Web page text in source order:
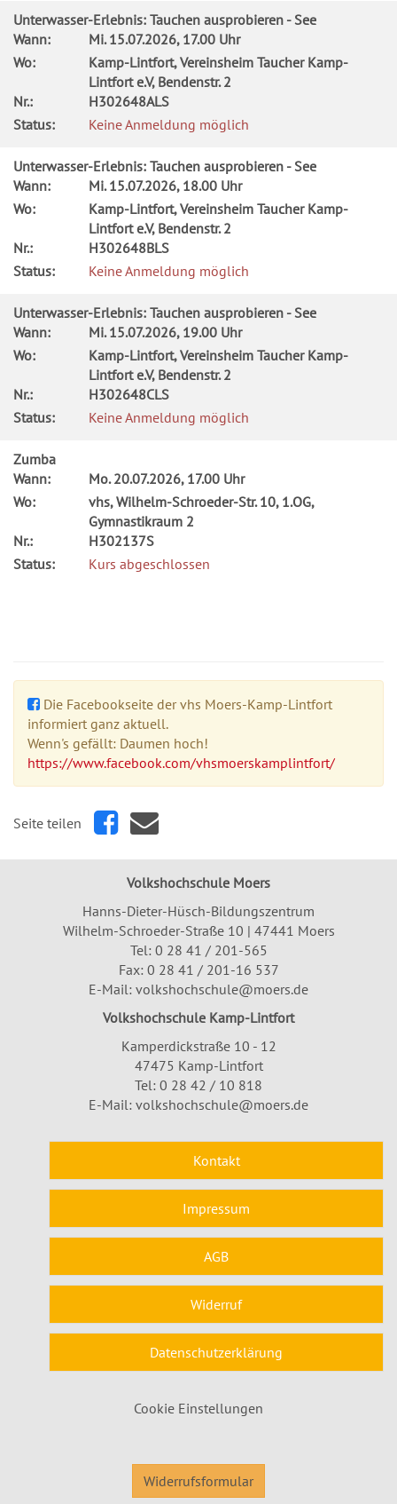
Unterwasser-Erlebnis: Tauchen ausprobieren - See
Wann:
Mi.15.07.2026, 17.00 Uhr
Wo:
Kamp-Lintfort, Vereinsheim Taucher Kamp-
Lintfort e.V, Bendenstr. 2
Nr.:
H302648ALS
Status:
Keine Anmeldung möglich
Unterwasser-Erlebnis: Tauchen ausprobieren - See
Wann:
Mi.15.07.2026, 18.00 Uhr
Wo:
Kamp-Lintfort, Vereinsheim Taucher Kamp-
Lintfort e.V, Bendenstr. 2
Nr.:
H302648BLS
Status:
Keine Anmeldung möglich
Unterwasser-Erlebnis: Tauchen ausprobieren - See
Wann:
Mi.15.07.2026, 19.00 Uhr
Wo:
Kamp-Lintfort, Vereinsheim Taucher Kamp-
Lintfort e.V, Bendenstr. 2
Nr.:
H302648CLS
Status:
Keine Anmeldung möglich
Zumba
Wann:
Mo.20.07.2026, 17.00 Uhr
Wo:
vhs, Wilhelm-Schroeder-Str. 10, 1.OG,
Gymnastikraum 2
Nr.:
H302137S
Status:
Kurs abgeschlossen
Die Facebookseite der vhs Moers-Kamp-Lintfort
informiert ganz aktuell.
Wenn's gefällt: Daumen hoch!
https://www.facebook.com/vhsmoerskamplintfort/
Seite teilen
Volkshochschule Moers
Hanns-Dieter-Hüsch-Bildungszentrum
Wilhelm-Schroeder-Straße 10 | 47441 Moers
Tel: 0 28 41 / 201-565
Fax: 0 28 41 / 201-16 537
E-Mail: volkshochschule@moers.de
Volkshochschule Kamp-Lintfort
Kamperdickstraße 10 - 12
47475 Kamp-Lintfort
Tel: 0 28 42 / 10 818
E-Mail: volkshochschule@moers.de
Kontakt
Impressum
AGB
Widerruf
Datenschutzerklärung
Cookie Einstellungen
Widerrufsformular